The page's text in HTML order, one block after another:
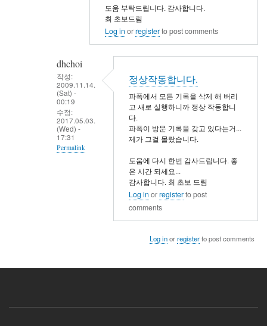
도움 부탁드립니다. 감사합니다.
최 초보드림
Log in orregisterto post comments
dhchoi
작성:
2009.11.14.
(Sat) -
00:19
수정:
2017.05.03.
(Wed) -
17:31
Permalink
이
졌
정상작동합니다.
파폭에서 모든 기록을 삭제 해 버리
고 새로 실행하니까 정상 작동합니
다.
파폭이 방문 기록을 갖고 있다는거...
제가 그걸 몰랐습니다.
도움에 다시 한번 감사드립니다. 좋
은 시간 되세요...
감사합니다. 최 초보 드림
Log in orregisterto post
comments
Log inorregisterto post comments